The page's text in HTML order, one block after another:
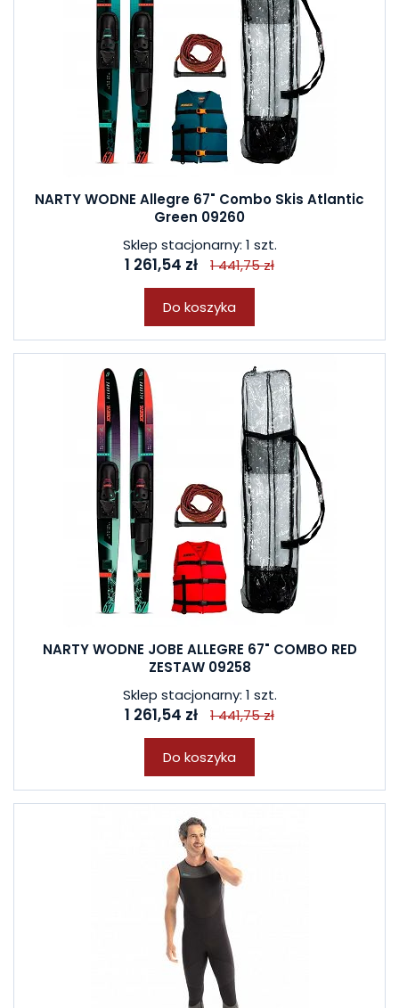
NARTY WODNE Allegre 67" Combo Skis Atlantic
Green 09260
Sklep stacjonarny: 1 szt.
1 261,54 zł 1 441,75 zł
Do koszyka
NARTY WODNE JOBE ALLEGRE 67" COMBO RED
ZESTAW 09258
Sklep stacjonarny: 1 szt.
1 261,54 zł 1 441,75 zł
Do koszyka